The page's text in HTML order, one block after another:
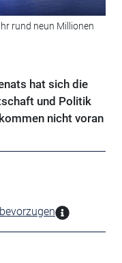
rund neun Millionen
hat sich die
und Politik
nicht voran